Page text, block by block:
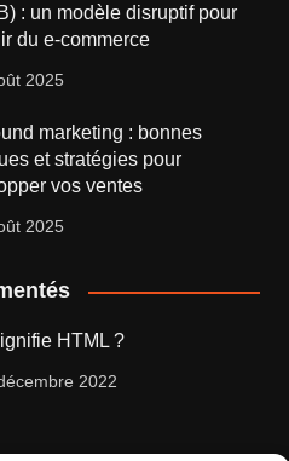
: un modèle disruptif pour
du e-commerce
2025
marketing : bonnes
et stratégies pour
vos ventes
2025
HTML ?
2022